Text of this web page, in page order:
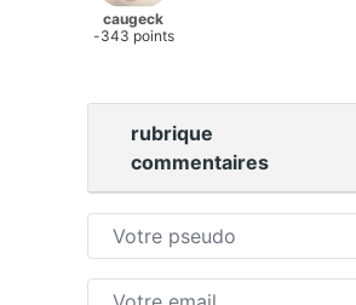
caugeck
-343 points
rubrique
commentaires